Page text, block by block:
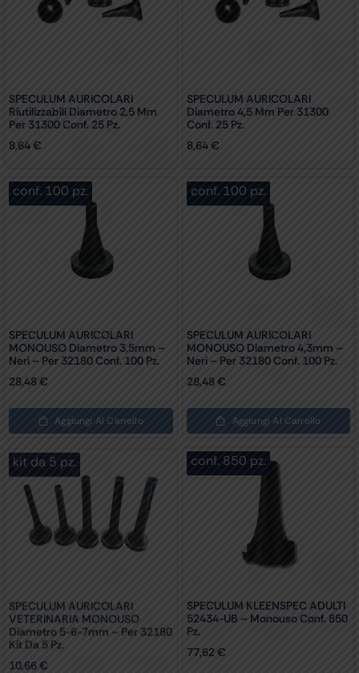
SPECULUM AURICOLARI
Riutilizzabili Diametro 2,5 Mm
Per 31300 Conf. 25 Pz.
8,64€
SPECULUM AURICOLARI
Diametro 4,5 Mm Per 31300
Conf. 25 Pz.
8,64€
conf. 100 pz.
SPECULUM AURICOLARI
MONOUSO Diametro 3,5mm –
Neri – Per 32180 Conf. 100 Pz.
28,48€
Aggiungi Al Carrello
conf. 100 pz.
SPECULUM AURICOLARI
MONOUSO Diametro 4,3mm –
Neri – Per 32180 Conf. 100 Pz.
28,48 €
Aggiungi Al Carrello
kit da 5 pz.
SPECULUM AURICOLARI
VETERINARIA MONOUSO
Diametro 5-6-7mm – Per 32180
Kit Da 5 Pz.
10,66€
conf. 850 pz.
SPECULUM KLEENSPEC ADULTI
52434-UB – Monouso Conf. 850
Pz.
77,62 €